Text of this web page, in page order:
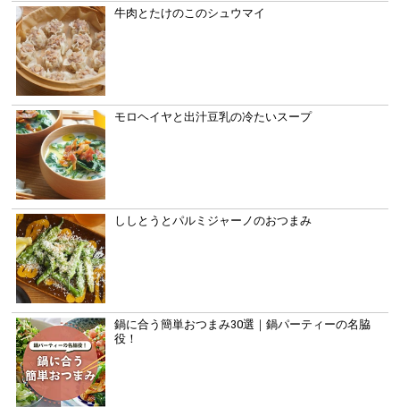
牛肉とたけのこのシュウマイ
モロヘイヤと出汁豆乳の冷たいスープ
ししとうとパルミジャーノのおつまみ
鍋に合う簡単おつまみ30選｜鍋パーティーの名脇
役！